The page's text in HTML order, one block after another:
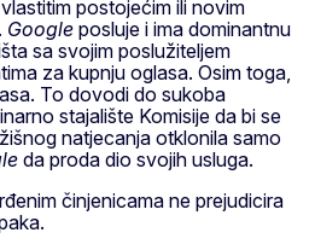
postojećim ili novim
Google posluje i ima dominantnu
sa svojim poslužiteljem
za kupnju oglasa. Osim toga,
To dovodi do sukoba
stajalište Komisije da bi se
natjecanja otklonila samo
da proda dio svojih usluga.
činjenicama ne prejudicira